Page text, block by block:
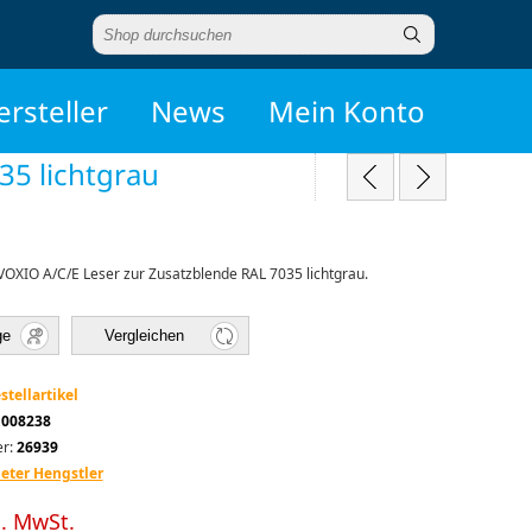
News
Mein Konto
lichtgrau
A/C/E Leser zur Zusatzblende RAL 7035 lichtgrau.
Vergleichen
26939
Hengstler
MwSt.